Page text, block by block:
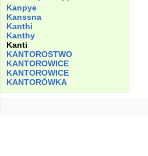
Kanpye
Kanssna
Kanthi
Kanthy
Kanti
KANTOROSTWO
KANTOROWICE
KANTOROWICE
KANTORÓWKA